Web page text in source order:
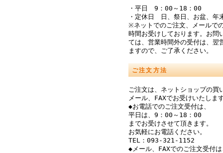
・平日 9：00～18：00
・定休日 日、祭日、お盆、年
※ネットでのご注文、メールで
時間お受けしております。お問
ては、営業時間外の受付は、翌
ますので、ご了承ください。
ご注文方法
ご注文は、ネットショップの買
メール、FAXでお受けいたしま
◆お電話でのご注文受付は、
平日は、9：00～18：00
までお受けさせて頂きます。
お気軽にお電話ください。
TEL：093-321-1152
◆メール、FAXでのご注文受付